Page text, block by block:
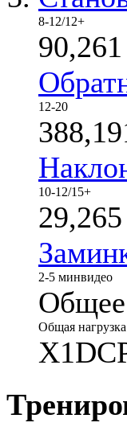
8-12/12+
90,261
12-20
10-12/15+
29,265
2-5 минвидео
Общее
Общая нагрузка